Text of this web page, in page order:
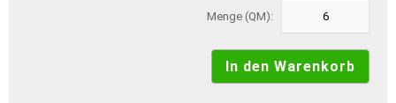
Menge (QM):